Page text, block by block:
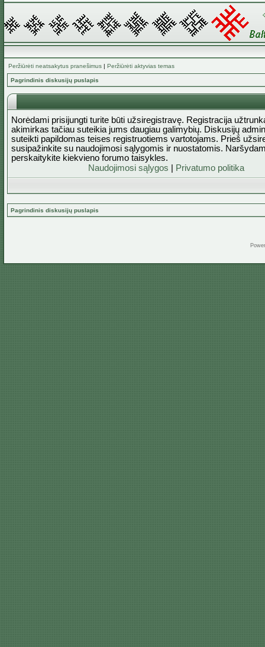
Peržiūrėti neatsakytus pranešimus | Peržiūrėti aktyvias temas
Pagrindinis diskusijų puslapis
Norėdami prisijungti turite būti užsiregistravę. Registracija
akimirkas tačiau suteikia jums daugiau galimybių. Diskusijų
suteikti papildomas teises registruotiems vartotojams. Prieš
susipažinkite su naudojimosi sąlygomis ir nuostatomis.
perskaitykite kiekvieno forumo taisykles.
Naudojimosi sąlygos
Privatumo politika
Pagrindinis diskusijų puslapis